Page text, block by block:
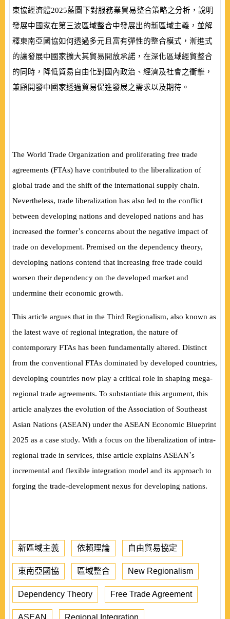
東協經濟體2025藍圖下對服務業貿易整合策略之分析，說明
發展中國家在第三波區域整合中發展出的新區域主義，並解
釋東南亞國協如何透過多元且富有彈性的整合模式，漸進式
的讓發展中國家擴大其貿易開放承諾，在深化區域經貿整合
的同時，降低貿易自由化對國內政治、經濟及社會之衝擊，
兼顧開發中國家透過貿易促進發展之需求以及期待。
The World Trade Organization and proliferating free trade
agreements (FTAs) have contributed to the liberalization of
global trade and the shift of the international supply chain.
Nevertheless, trade liberalization has also led to the conflict
between developing nations and developed nations and has
increased the former’s concerns about the negative impact of
trade on development. Premised on the dependency theory,
developing nations contend that increasing free trade could
worsen their dependency on the developed market and
undermine their economic growth.
This article argues that in the Third Regionalism, also known as
the latest wave of regional integration, the nature of
contemporary FTAs has been fundamentally altered. Distinct
from the conventional FTAs dominated by developed countries,
developing countries now play a critical role in shaping mega-
regional trade agreements. To substantiate this argument, this
article analyzes the evolution of the Association of Southeast
Asian Nations (ASEAN) under the ASEAN Economic Blueprint
2025 as a case study. With a focus on the liberalization of intra-
regional trade in services, thise article explains ASEAN’s
incremental and flexible integration model and its approach to
forging the trade-development nexus for developing nations.
新區域主義 依賴理論 自由貿易協定
東南亞國協 區域整合 New Regionalism
Dependency Theory Free Trade Agreement
ASEAN Regional Integration